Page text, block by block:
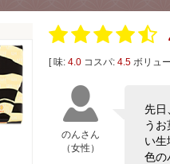
[ 味: 4.0 コスパ: 4.5 ボリュ
のんさん
（女性）
先日
う
い生
色の